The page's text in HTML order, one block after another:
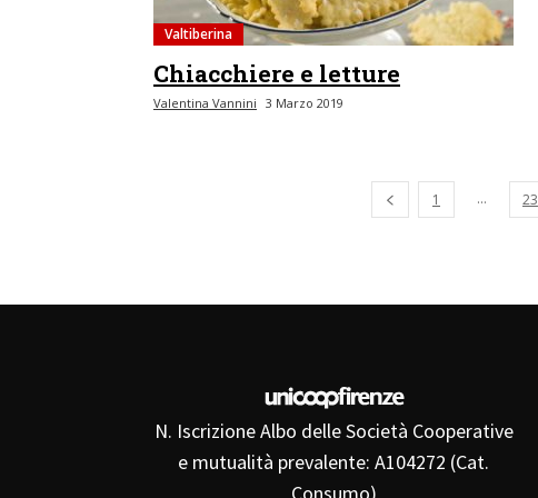
Valtiberina
Chiacchiere e letture
Valentina Vannini 3 Marzo 2019
Pagina precedente
1 ... 23
N. Iscrizione Albo delle Società Cooperative
e mutualità prevalente: A104272 (Cat.